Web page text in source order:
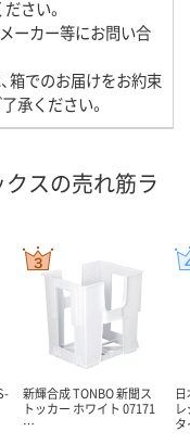
さい。
ーカー等にお問い合
箱でのお届けをお約束
承ください。
スの売れ筋ラ
新輝合成 TONBO 新聞ス
トッカー ホワイト 07171
…